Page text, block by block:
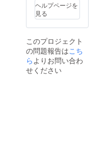
ヘルプページを
見る
このプロジェクト
の問題報告はこち
らよりお問い合わ
せください